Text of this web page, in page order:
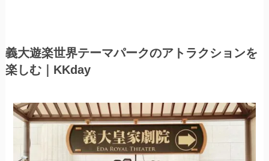
義大遊楽世界テーマパークのアトラクションを
楽しむ｜KKday